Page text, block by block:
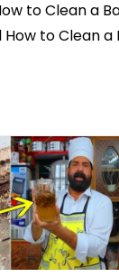
to Clean a
to Clean